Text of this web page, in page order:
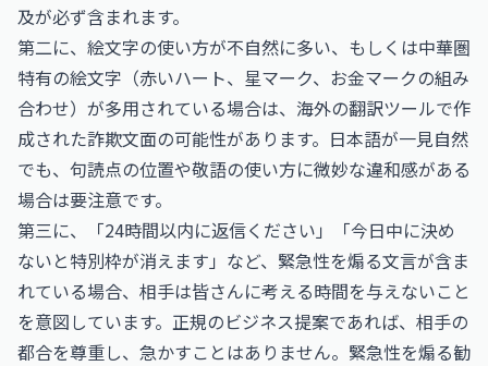
及が必ず含まれます。
第二に、絵文字の使い方が不自然に多い、もしくは中華圏
特有の絵文字（赤いハート、星マーク、お金マークの組み
合わせ）が多用されている場合は、海外の翻訳ツールで作
成された詐欺文面の可能性があります。日本語が一見自然
でも、句読点の位置や敬語の使い方に微妙な違和感がある
場合は要注意です。
第三に、「24時間以内に返信ください」「今日中に決め
ないと特別枠が消えます」など、緊急性を煽る文言が含ま
れている場合、相手は皆さんに考える時間を与えないこと
を意図しています。正規のビジネス提案であれば、相手の
都合を尊重し、急かすことはありません。緊急性を煽る勧